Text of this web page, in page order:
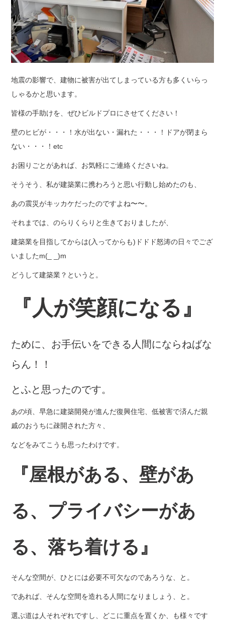
地震の影響で、建物に被害が出てしまっている方も多くいらっ
しゃるかと思います。
皆様の手助けを、ぜひビルドプロにさせてください！
壁のヒビが・・・！水が出ない・漏れた・・・！ドアが閉まら
ない・・・！etc
お困りごとがあれば、お気軽にご連絡くださいね。
そうそう、私が建築業に携わろうと思い行動し始めたのも、
あの震災がキッカケだったのですよね〜〜。
それまでは、のらりくらりと生きておりましたが、
建築業を目指してからは(入ってからも)ドドド怒涛の日々でござ
いましたm(_ _)m
どうして建築業？というと。
『人が笑顔になる』
ために、お手伝いをできる人間にならねばな
らん！！
とふと思ったのです。
あの頃、早急に建築開発が進んだ復興住宅、低被害で済んだ親
戚のおうちに疎開された方々、
などをみてこうも思ったわけです。
『屋根がある、壁があ
る、プライバシーがあ
る、落ち着ける』
そんな空間が、ひとには必要不可欠なのであろうな、と。
であれば、そんな空間を造れる人間になりましょう、と。
選ぶ道は人それぞれですし、どこに重点を置くか、も様々です